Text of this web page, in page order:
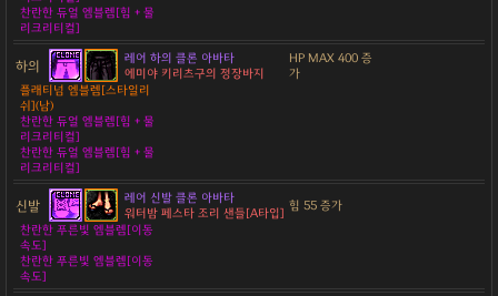
찬란한 듀얼 엠블렘[힘 + 물
리크리티컬]
하의
레어 하의 클론 아바타
에미야 키리츠구의 정장바지
HP MAX 400 증
가
플래티넘 엠블렘[스타일리
쉬](남)
찬란한 듀얼 엠블렘[힘 + 물
리크리티컬]
찬란한 듀얼 엠블렘[힘 + 물
리크리티컬]
신발
레어 신발 클론 아바타
워터밤 페스타 조리 샌들[A타입] 힘 55 증가
찬란한 푸른빛 엠블렘[이동
속도]
찬란한 푸른빛 엠블렘[이동
속도]